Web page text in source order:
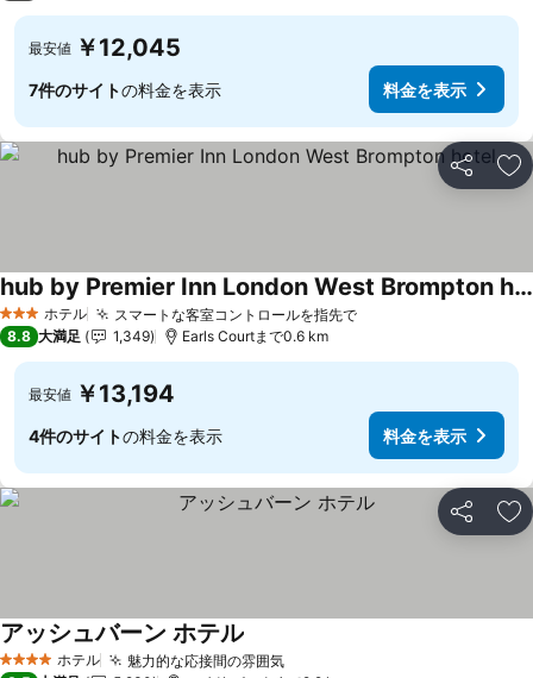
最安値 ￥12,045
7件のサイトの料金を表示 料金を表示
シェア お
3 ホテルのランク
ホテル スマートな客室コントロールを指先で
hub by Premier Inn London West Brompton hotel
8.8 大満足 1,349 Earls Courtまで0.6 km
最安値 ￥13,194
4件のサイトの料金を表示 料金を表示
シェア お
4 ホテルのランク
ホテル 魅力的な応接間の雰囲気
アッシュバーン ホテル